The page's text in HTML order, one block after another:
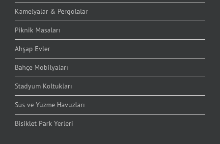
Kamelyalar & Pergolalar
Piknik Masaları
Ahşap Evler
Bahçe Mobilyaları
Stadyum Koltukları
Süs ve Yüzme Havuzları
Bisiklet Park Yerleri